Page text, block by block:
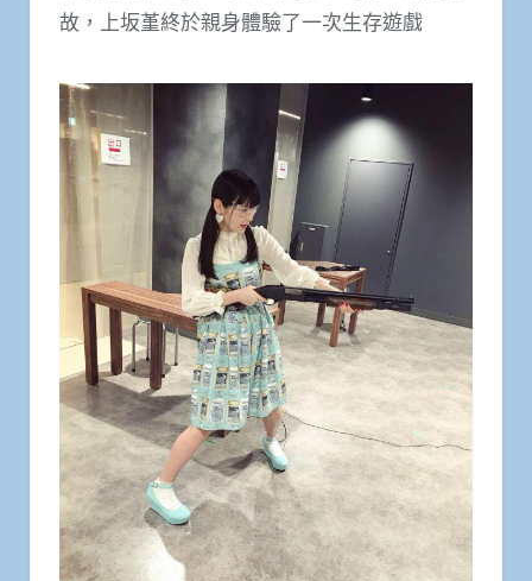
故，上坂堇終於親身體驗了一次生存遊戲